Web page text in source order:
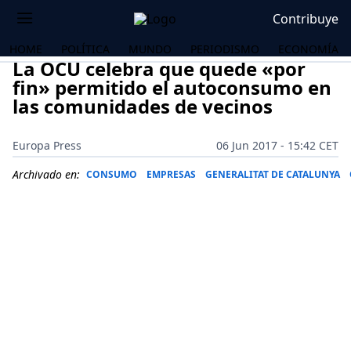
Contribuye
HOME POLÍTICA MUNDO PERIODISMO ECONOMÍA
La OCU celebra que quede «por
fin» permitido el autoconsumo en
las comunidades de vecinos
Europa Press
06 Jun 2017 - 15:42 CET
Archivado en: CONSUMO EMPRESAS GENERALITAT DE CATALUNYA